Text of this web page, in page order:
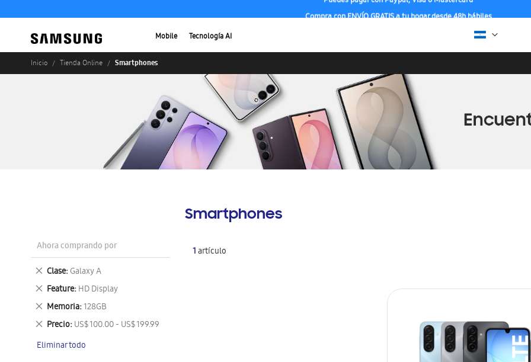
Compra con ENVÍO GRATIS a tu hogar desde 48h hábiles
Mobile Tecnología AI
Inicio Tienda Online Smartphones
Smartphones
1artículo
Ahora comprando por
Clase Galaxy A
Eliminar
este
artículo
Feature HD Display
Eliminar
este
artículo
Memoria 128GB
Eliminar
este
artículo
Precio US$ 100.00 - US$ 199.99
Eliminar
artículo
Eliminar todo